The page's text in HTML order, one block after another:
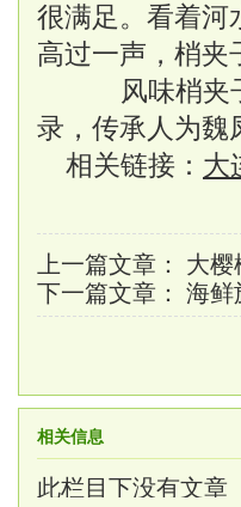
很满足。看着河
高过一声，梢夹
风味梢夹子
录，传承人为魏
相关链接： 大
上一篇文章： 大樱
下一篇文章： 海鲜
相关信息
此栏目下没有文章